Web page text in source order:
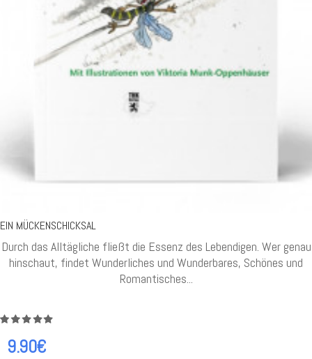
EIN MÜCKENSCHICKSAL
Durch das Alltägliche fließt die Essenz des Lebendigen. Wer genau
hinschaut, findet Wunderliches und Wunderbares, Schönes und
Romantisches...
9.90€